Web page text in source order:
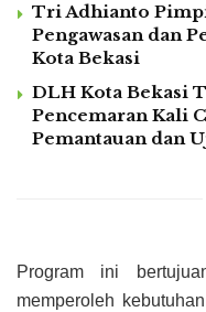
Tri Adhianto
Pengawasan dan
Kota Bekasi
DLH Kota Bekasi
Pencemaran Kali
Pemantauan dan
Program ini
memperoleh